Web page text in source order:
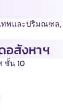
ทพและปริมณฑล,
อสังหาฯ
ชั้น 10